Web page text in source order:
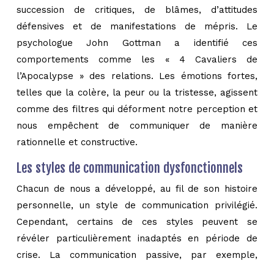
succession de critiques, de blâmes, d’attitudes
défensives et de manifestations de mépris. Le
psychologue John Gottman a identifié ces
comportements comme les « 4 Cavaliers de
l’Apocalypse » des relations. Les émotions fortes,
telles que la colère, la peur ou la tristesse, agissent
comme des filtres qui déforment notre perception et
nous empêchent de communiquer de manière
rationnelle et constructive.
Les styles de communication dysfonctionnels
Chacun de nous a développé, au fil de son histoire
personnelle, un style de communication privilégié.
Cependant, certains de ces styles peuvent se
révéler particulièrement inadaptés en période de
crise. La communication passive, par exemple,